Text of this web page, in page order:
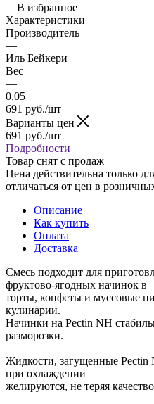
В избранное
Характеристики
Производитель
—
Иль Бейкери
Вес
—
0,05
691 руб./шт
Варианты цен
691 руб./шт
Подробности
Товар снят с продаж
Цена действительна только
отличаться от цен в
Описание
Как купить
Оплата
Доставка
Смесь подходит для
фруктово-ягодных начинок в
торты, конфеты и муссовые
кулинарии.
Начинки на Pectin NH
разморозки.
Жидкости, загущенные Pectin
при охлаждении
желируются, не теряя